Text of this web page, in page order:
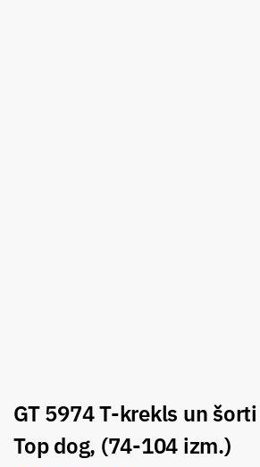
GT 5974 T-krekls un
Top dog, (74-104 izm.)